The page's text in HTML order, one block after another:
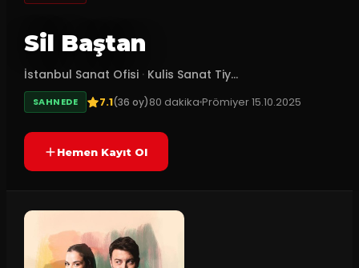
Sil Baştan
İstanbul Sanat Ofisi · Kulis Sanat Tiy...
SAHNEDE 7.1(36 oy)80 dakikaPrömiyer15.10.2025
Hemen Kayıt Ol